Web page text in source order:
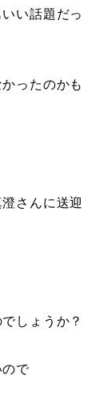
い話題だっ
ったのかも
さんに送迎
しょうか？
ので